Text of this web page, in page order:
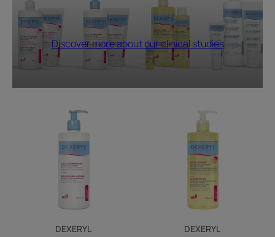
Discover more about our clinical studies
Pflegende
Lotion
DEXERYL
Reinigungsöl
DEXERYL